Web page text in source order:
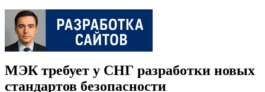
МЭК требует у СНГ разработки новых
стандартов безопасности